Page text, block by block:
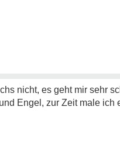
nicht, es geht mir sehr
Engel, zur Zeit male ich